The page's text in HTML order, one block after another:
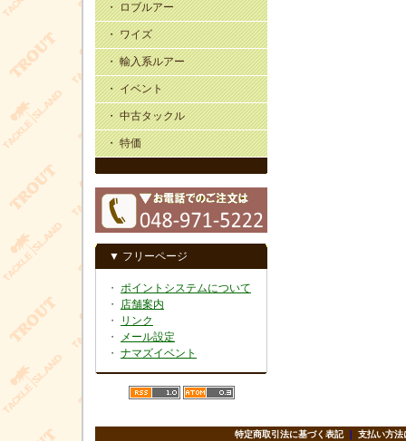
・ ロブルアー
・ ワイズ
・ 輸入系ルアー
・ イベント
・ 中古タックル
・ 特価
▼ フリーページ
・ ポイントシステムについて
・ 店舗案内
・
リンク
・
メール設定
・ ナマズイベント
特定商取引法に基づく表記｜ 支払い方法